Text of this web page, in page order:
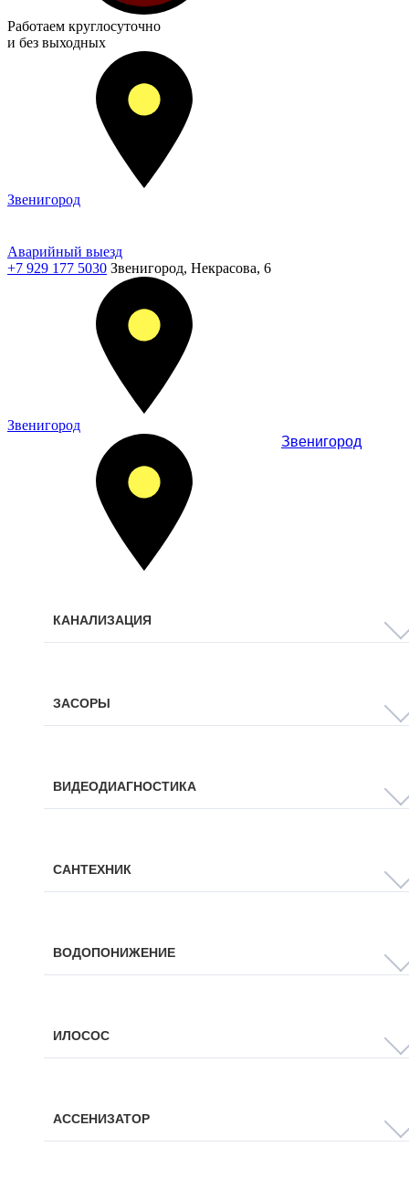
Работаем круглосуточно
и без выходных
Звенигород
Аварийный выезд
+7 929 177 5030 Звенигород, Некрасова, 6
Звенигород
Звенигород
КАНАЛИЗАЦИЯ
ЗАСОРЫ
ВИДЕОДИАГНОСТИКА
САНТЕХНИК
ВОДОПОНИЖЕНИЕ
ИЛОСОС
АССЕНИЗАТОР